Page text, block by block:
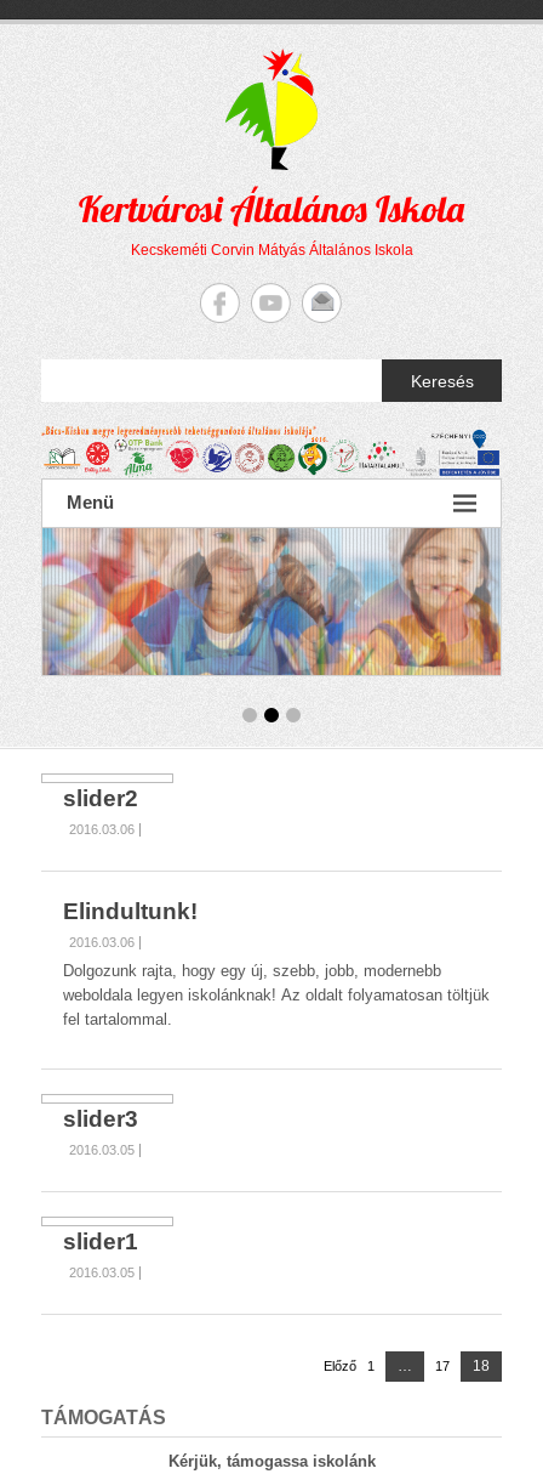
Kertvárosi Általános Iskola
Kecskeméti Corvin Mátyás Általános Iskola
Keresés
Menü
slider2
2016.03.06
Elindultunk!
2016.03.06
Dolgozunk rajta, hogy egy új, szebb, jobb, modernebb
weboldala legyen iskolánknak! Az oldalt folyamatosan töltjük
fel tartalommal.
slider3
2016.03.05
slider1
2016.03.05
Előző Page
1 … Page
17 18
TÁMOGATÁS
Kérjük, támogassa iskolánk